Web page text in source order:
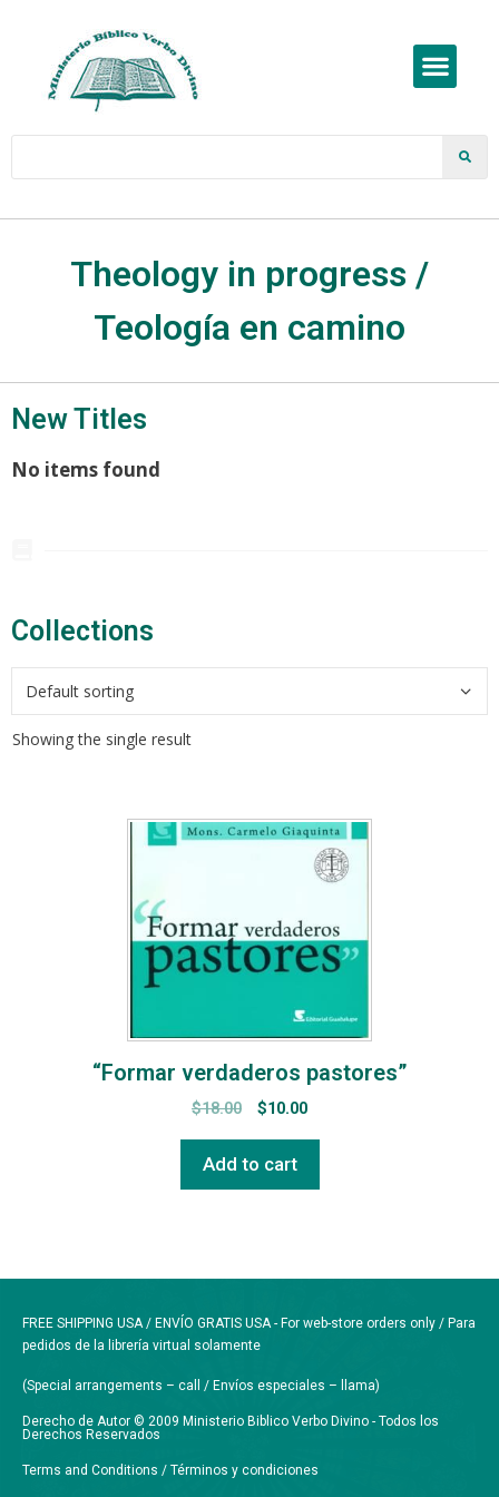
Theology in progress /
Teología en camino
New Titles
No items found
Collections​
Showing the single result
“Formar verdaderos pastores”
$18.00 $10.00
Add to cart
FREE SHIPPING USA / ENVÍO GRATIS USA - For web-store orders only / Para
pedidos de la librería virtual solamente
(Special arrangements – call / Envíos especiales – llama)
Derecho de Autor © 2009 Ministerio Biblico Verbo Divino - Todos los
Derechos Reservados
Terms and Conditions / Términos y condiciones